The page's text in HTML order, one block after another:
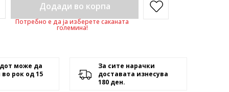
Додади во корпа
Потребно е да ја изберете саканата
големина!
може да
во рок од 15
За сите нарачки
доставата изнесува
180 ден.